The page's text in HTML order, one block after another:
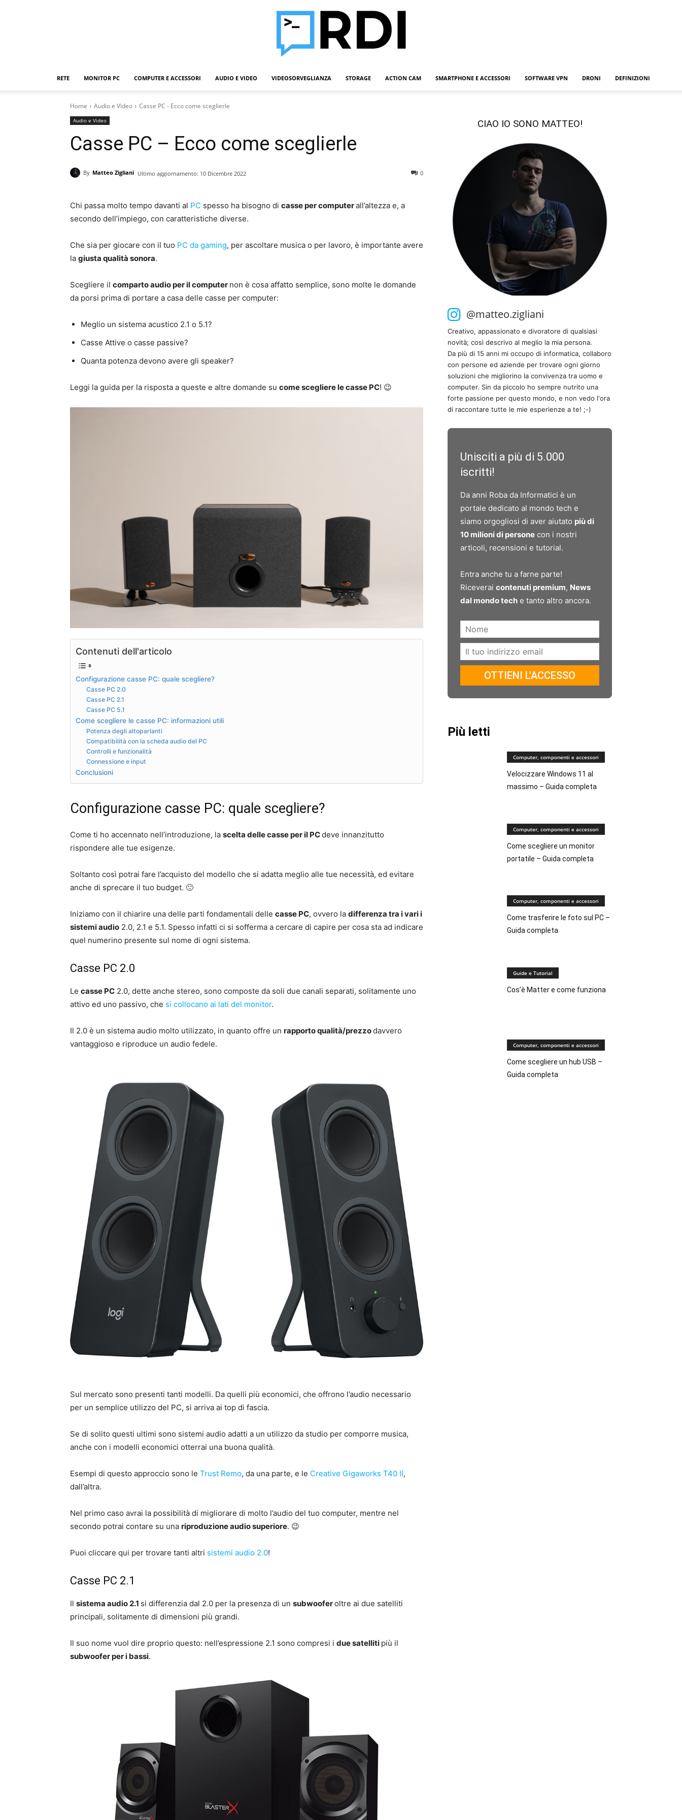
RETE MONITOR PC COMPUTER E ACCESSORI AUDIO E VIDEO VIDEOSORVEGLIANZA STORAGE ACTION CAM SMARTPHONE E ACCESSORI SOFTWARE VPN DRONI DEFINIZIONI
Home Audio e Video Casse PC - Ecco come sceglierle
Audio e Video
Casse PC – Ecco come sceglierle
By Matteo Zigliani Ultimo aggiornamento: 10 Dicembre 2022 0
Chi passa molto tempo davanti al PC spesso ha bisogno di casse per computerall’altezza e, a
secondo dell’impiego, con caratteristiche diverse.
Che sia per giocare con il tuo PC da gaming, per ascoltare musica o per lavoro, è importante avere
la giusta qualità sonora.
Scegliere il comparto audio per il computer non è cosa affatto semplice, sono molte le domande
da porsi prima di portare a casa delle casse per computer:
Meglio un sistema acustico 2.1 o 5.1?
Casse Attive o casse passive?
Quanta potenza devono avere gli speaker?
Leggi la guida per la risposta a queste e altre domande su come scegliere le casse PC! 😉
Contenuti dell'articolo
Configurazione casse PC: quale scegliere?
Casse PC 2.0
Casse PC 2.1
Casse PC 5.1
Come scegliere le casse PC: informazioni utili
Potenza degli altoparlanti
Compatibilità con la scheda audio del PC
Controlli e funzionalità
Connessione e input
Conclusioni
Configurazione casse PC: quale scegliere?
Come ti ho accennato nell’introduzione, la scelta delle casse per il PCdeve innanzitutto
rispondere alle tue esigenze.
Soltanto così potrai fare l’acquisto del modello che si adatta meglio alle tue necessità, ed evitare
anche di sprecare il tuo budget. 🙂
Iniziamo con il chiarire una delle parti fondamentali delle casse PC, ovvero la differenza tra i vari i
sistemi audio 2.0, 2.1 e 5.1. Spesso infatti ci si sofferma a cercare di capire per cosa sta ad indicare
quel numerino presente sul nome di ogni sistema.
Casse PC 2.0
Le casse PC 2.0, dette anche stereo, sono composte da soli due canali separati, solitamente uno
attivo ed uno passivo, che si collocano ai lati del monitor.
Il 2.0 è un sistema audio molto utilizzato, in quanto offre un rapporto qualità/prezzodavvero
vantaggioso e riproduce un audio fedele.
Sul mercato sono presenti tanti modelli. Da quelli più economici, che offrono l’audio necessario
per un semplice utilizzo del PC, si arriva ai top di fascia.
Se di solito questi ultimi sono sistemi audio adatti a un utilizzo da studio per comporre musica,
anche con i modelli economici otterrai una buona qualità.
Esempi di questo approccio sono le Trust Remo, da una parte, e le Creative Gigaworks T40 II,
dall’altra.
Nel primo caso avrai la possibilità di migliorare di molto l’audio del tuo computer, mentre nel
secondo potrai contare su una riproduzione audio superiore. 😉
Puoi cliccare qui per trovare tanti altri sistemi audio 2.0!
Casse PC 2.1
Il sistema audio 2.1 si differenzia dal 2.0 per la presenza di un subwooferoltre ai due satelliti
principali, solitamente di dimensioni più grandi.
Il suo nome vuol dire proprio questo: nell’espressione 2.1 sono compresi i due satelliti più il
subwoofer per i bassi.
CIAO IO SONO MATTEO!
@matteo.zigliani
Creativo, appassionato e divoratore di qualsiasi
novità; così descrivo al meglio la mia persona.
Da più di 15 anni mi occupo di informatica, collaboro
con persone ed aziende per trovare ogni giorno
soluzioni che migliorino la convivenza tra uomo e
computer. Sin da piccolo ho sempre nutrito una
forte passione per questo mondo, e non vedo l'ora
di raccontare tutte le mie esperienze a te! ;-)
Unisciti a più di 5.000
iscritti!
Da anni Roba da Informatici è un
portale dedicato al mondo tech e
siamo orgogliosi di aver aiutato più di
10 milioni di persone con i nostri
articoli, recensioni e tutorial.
Entra anche tu a farne parte!
Riceverai contenuti premium, News
dal mondo tech e tanto altro ancora.
Più letti
Computer, componenti e accessori
Velocizzare Windows 11 al
massimo – Guida completa
Computer, componenti e accessori
Come scegliere un monitor
portatile – Guida completa
Computer, componenti e accessori
Come trasferire le foto sul PC –
Guida completa
Guide e Tutorial
Cos’è Matter e come funziona
Computer, componenti e accessori
Come scegliere un hub USB –
Guida completa